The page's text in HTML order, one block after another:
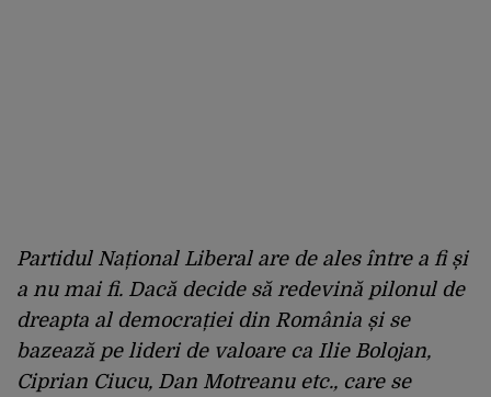
Partidul Național Liberal are de ales între a fi și
a nu mai fi. Dacă decide să redevină pilonul de
dreapta al democrației din România și se
bazează pe lideri de valoare ca Ilie Bolojan,
Ciprian Ciucu, Dan Motreanu etc., care se